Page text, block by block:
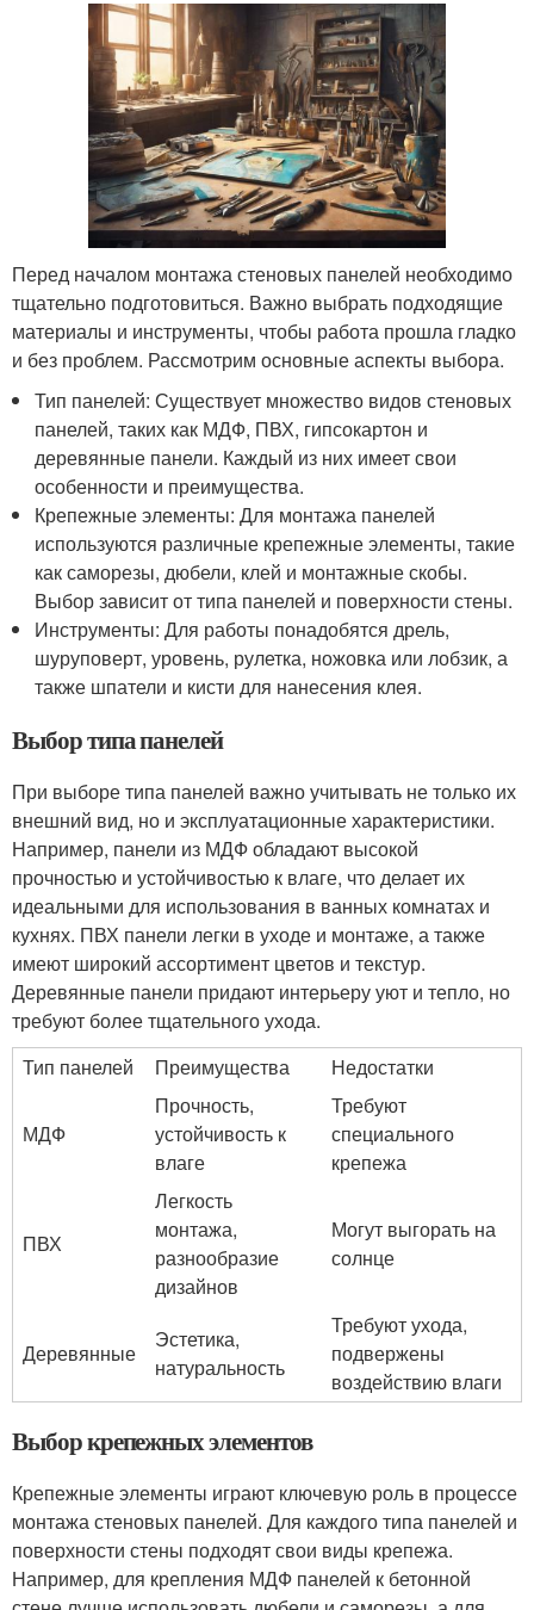
Перед началом монтажа стеновых панелей необходимо
тщательно подготовиться. Важно выбрать подходящие
материалы и инструменты, чтобы работа прошла гладко
и без проблем. Рассмотрим основные аспекты выбора.
Тип панелей: Существует множество видов стеновых
панелей, таких как МДФ, ПВХ, гипсокартон и
деревянные панели. Каждый из них имеет свои
особенности и преимущества.
Крепежные элементы: Для монтажа панелей
используются различные крепежные элементы, такие
как саморезы, дюбели, клей и монтажные скобы.
Выбор зависит от типа панелей и поверхности стены.
Инструменты: Для работы понадобятся дрель,
шуруповерт, уровень, рулетка, ножовка или лобзик, а
также шпатели и кисти для нанесения клея.
Выбор типа панелей
При выборе типа панелей важно учитывать не только их
внешний вид, но и эксплуатационные характеристики.
Например, панели из МДФ обладают высокой
прочностью и устойчивостью к влаге, что делает их
идеальными для использования в ванных комнатах и
кухнях. ПВХ панели легки в уходе и монтаже, а также
имеют широкий ассортимент цветов и текстур.
Деревянные панели придают интерьеру уют и тепло, но
требуют более тщательного ухода.
Тип панелей
Преимущества Недостатки
МДФ
Прочность,
устойчивость к
влаге
Требуют
специального
крепежа
ПВХ
Легкость
монтажа,
разнообразие
дизайнов
Могут выгорать на
солнце
Деревянные
Эстетика,
натуральность
Требуют ухода,
подвержены
воздействию влаги
Выбор крепежных элементов
Крепежные элементы играют ключевую роль в процессе
монтажа стеновых панелей. Для каждого типа панелей и
поверхности стены подходят свои виды крепежа.
Например, для крепления МДФ панелей к бетонной